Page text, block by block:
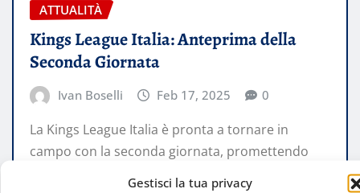
Gestisci la tua privacy
ATTUALITÀ
Kings League Italia: Anteprima della
Seconda Giornata
Ivan Boselli Feb 17, 2025 0
La Kings League Italia è pronta a tornare in
campo con la seconda giornata, promettendo